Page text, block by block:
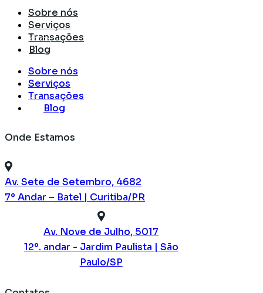
Sobre nós
Serviços
Transações
Blog
Sobre nós
Serviços
Transações
Blog
Onde Estamos
Av. Sete de Setembro, 4682
7º Andar – Batel | Curitiba/PR
Av. Nove de Julho, 5017
12º. andar - Jardim Paulista | São
Paulo/SP